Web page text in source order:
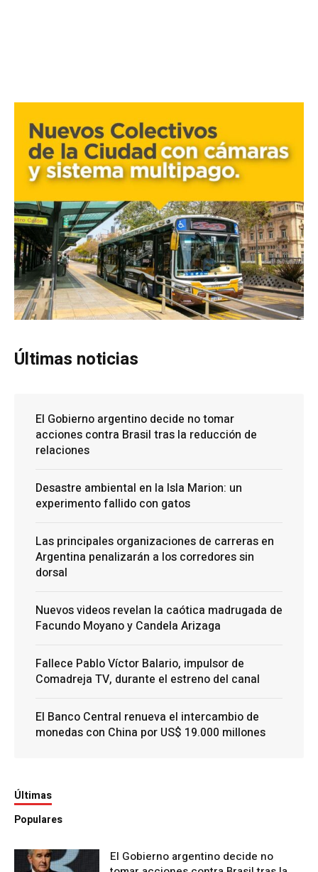
Últimas noticias
El Gobierno argentino decide no tomar
acciones contra Brasil tras la reducción de
relaciones
Desastre ambiental en la Isla Marion: un
experimento fallido con gatos
Las principales organizaciones de carreras en
Argentina penalizarán a los corredores sin
dorsal
Nuevos videos revelan la caótica madrugada de
Facundo Moyano y Candela Arizaga
Fallece Pablo Víctor Balario, impulsor de
Comadreja TV, durante el estreno del canal
El Banco Central renueva el intercambio de
monedas con China por US$ 19.000 millones
Últimas
Populares
El Gobierno argentino decide no